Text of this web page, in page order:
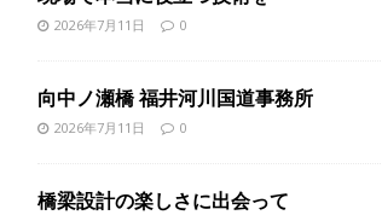
2026年7月11日 0
向中ノ瀬橋 福井河川国道事務所
2026年7月11日 0
橋梁設計の楽しさに出会って